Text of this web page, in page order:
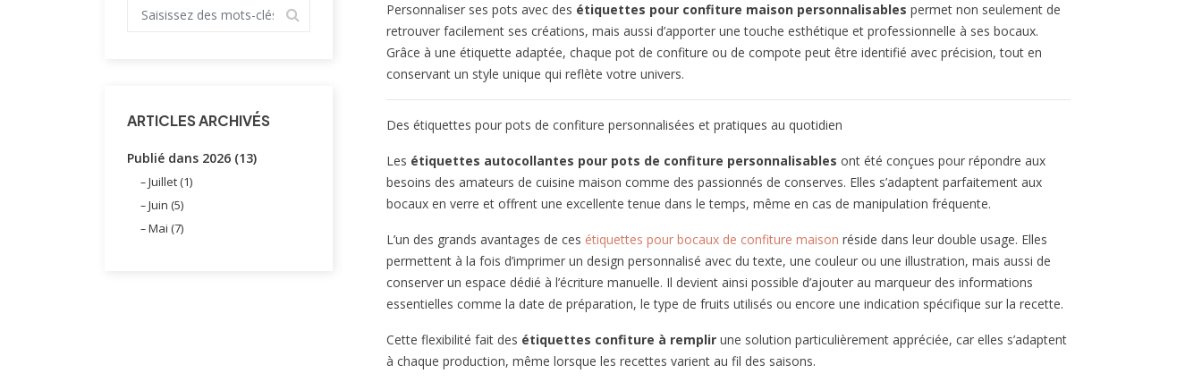
ARTICLES ARCHIVÉS
Publié dans 2026 (13)
Juillet (1)
Juin (5)
Mai (7)
Personnaliser ses pots avec des étiquettes pour confiture maison personnalisables permet non seulement de
retrouver facilement ses créations, mais aussi d’apporter une touche esthétique et professionnelle à ses bocaux.
Grâce à une étiquette adaptée, chaque pot de confiture ou de compote peut être identifié avec précision, tout en
conservant un style unique qui reflète votre univers.
Des étiquettes pour pots de confiture personnalisées et pratiques au quotidien
Les étiquettes autocollantes pour pots de confiture personnalisables ont été conçues pour répondre aux
besoins des amateurs de cuisine maison comme des passionnés de conserves. Elles s’adaptent parfaitement aux
bocaux en verre et offrent une excellente tenue dans le temps, même en cas de manipulation fréquente.
L’un des grands avantages de ces étiquettes pour bocaux de confiture maison réside dans leur double usage. Elles
permettent à la fois d’imprimer un design personnalisé avec du texte, une couleur ou une illustration, mais aussi de
conserver un espace dédié à l’écriture manuelle. Il devient ainsi possible d’ajouter au marqueur des informations
essentielles comme la date de préparation, le type de fruits utilisés ou encore une indication spécifique sur la recette.
Cette flexibilité fait des étiquettes confiture à remplir une solution particulièrement appréciée, car elles s’adaptent
à chaque production, même lorsque les recettes varient au fil des saisons.